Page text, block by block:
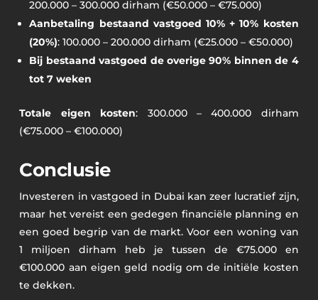
200.000 – 300.000 dirham (€50.000 – €75.000)
Aanbetaling bestaand vastgoed 10% + 10% kosten
(20%): 100.000 – 200.000 dirham (€25.000 – €50.000)
Bij bestaand vastgoed de overige 90% binnen de 4
tot 7 weken
Totale eigen kosten: 300.000 – 400.000 dirham
(€75.000 – €100.000)
Conclusie
Investeren in vastgoed in Dubai kan zeer lucratief zijn,
maar het vereist een gedegen financiële planning en
een goed begrip van de markt. Voor een woning van
1 miljoen dirham heb je tussen de €75.000 en
€100.000 aan eigen geld nodig om de initiële kosten
te dekken.